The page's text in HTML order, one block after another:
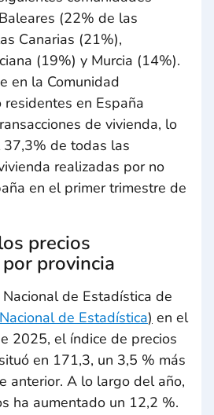
(22% de las
Canarias (21%),
(19%) y Murcia (14%).
en la Comunidad
residentes en España
de vivienda, lo
de todas las
realizadas por no
en el primer trimestre de
precios
provincia
de Estadística de
de Estadística) en el
2025, el índice de precios
en 171,3, un 3,5 % más
anterior. A lo largo del año,
ha aumentado un 12,2 %.